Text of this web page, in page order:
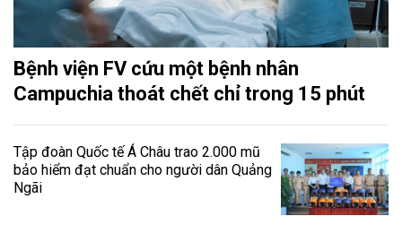
Bệnh viện FV cứu một bệnh nhân
Campuchia thoát chết chỉ trong 15 phút
Tập đoàn Quốc tế Á Châu trao 2.000 mũ
bảo hiểm đạt chuẩn cho người dân Quảng
Ngãi